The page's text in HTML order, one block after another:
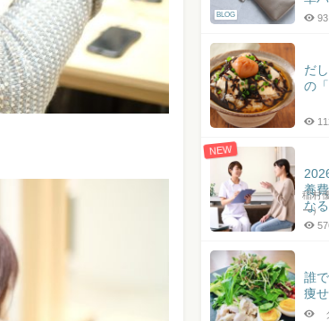
BLOG 93
だ
の
NEW
養
な
稲村
ー）
誰
痩